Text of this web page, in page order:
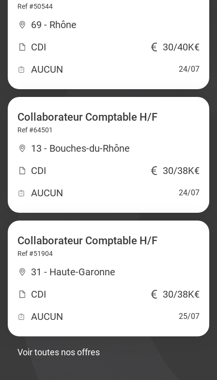
Ref #50544
69 - Rhône
CDI
30/40K€
AUCUN
24/07
Collaborateur Comptable H/F
Ref #64501
13 - Bouches-du-Rhône
CDI
30/38K€
AUCUN
24/07
Collaborateur Comptable H/F
Ref #51904
31 - Haute-Garonne
CDI
30/38K€
AUCUN
25/07
Voir toutes nos offres